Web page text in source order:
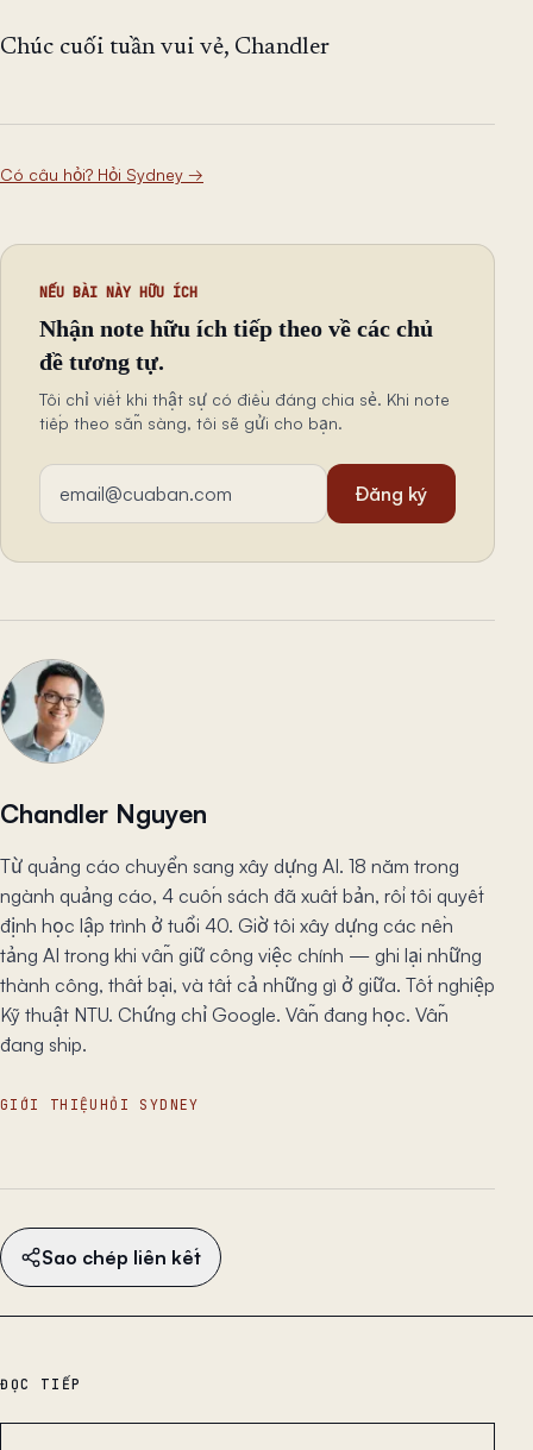
Chúc cuối tuần vui vẻ, Chandler
Có câu hỏi? Hỏi Sydney →
NẾU BÀI NÀY HỮU ÍCH
Nhận note hữu ích tiếp theo về các chủ
đề tương tự.
Tôi chỉ viết khi thật sự có điều đáng chia sẻ. Khi note
tiếp theo sẵn sàng, tôi sẽ gửi cho bạn.
Địa chỉ email
Đăng ký
Chandler Nguyen
Từ quảng cáo chuyển sang xây dựng AI. 18 năm trong
ngành quảng cáo, 4 cuốn sách đã xuất bản, rồi tôi quyết
định học lập trình ở tuổi 40. Giờ tôi xây dựng các nền
tảng AI trong khi vẫn giữ công việc chính — ghi lại những
thành công, thất bại, và tất cả những gì ở giữa. Tốt nghiệp
Kỹ thuật NTU. Chứng chỉ Google. Vẫn đang học. Vẫn
đang ship.
GIỚI THIỆU HỎI SYDNEY
Sao chép liên kết
ĐỌC TIẾP